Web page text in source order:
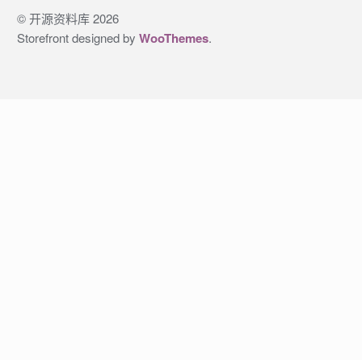
© 开源资料库 2026
Storefront designed by WooThemes.